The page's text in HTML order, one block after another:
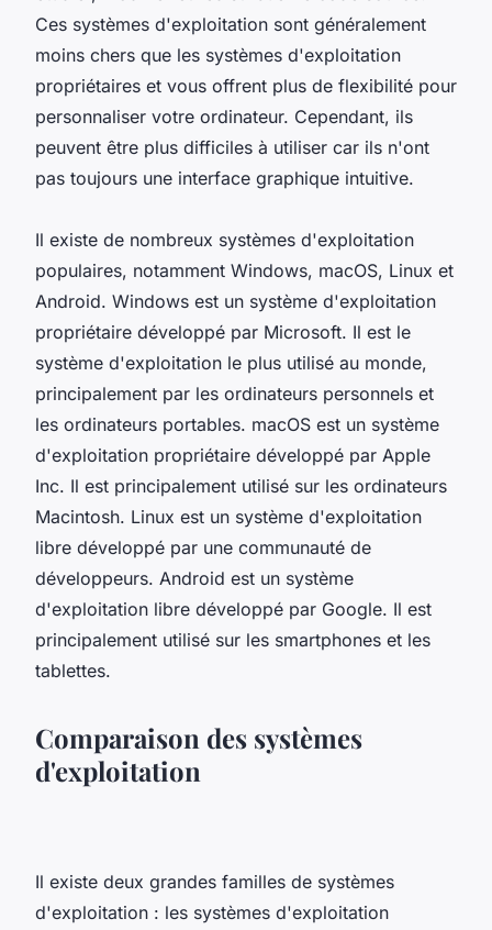
Ces systèmes d'exploitation sont généralement
moins chers que les systèmes d'exploitation
propriétaires et vous offrent plus de flexibilité pour
personnaliser votre ordinateur. Cependant, ils
peuvent être plus difficiles à utiliser car ils n'ont
pas toujours une interface graphique intuitive.
Il existe de nombreux systèmes d'exploitation
populaires, notamment Windows, macOS, Linux et
Android. Windows est un système d'exploitation
propriétaire développé par Microsoft. Il est le
système d'exploitation le plus utilisé au monde,
principalement par les ordinateurs personnels et
les ordinateurs portables. macOS est un système
d'exploitation propriétaire développé par Apple
Inc. Il est principalement utilisé sur les ordinateurs
Macintosh. Linux est un système d'exploitation
libre développé par une communauté de
développeurs. Android est un système
d'exploitation libre développé par Google. Il est
principalement utilisé sur les smartphones et les
tablettes.
Comparaison des systèmes
d'exploitation
Il existe deux grandes familles de systèmes
d'exploitation : les systèmes d'exploitation